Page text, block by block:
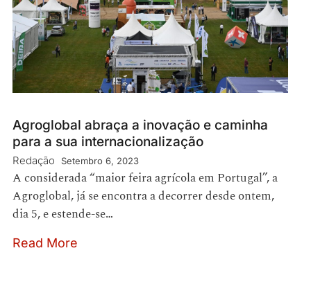
Agroglobal abraça a inovação e caminha
para a sua internacionalização
Redação Setembro 6, 2023
A considerada “maior feira agrícola em Portugal”, a
Agroglobal, já se encontra a decorrer desde ontem,
dia 5, e estende-se…
Read More